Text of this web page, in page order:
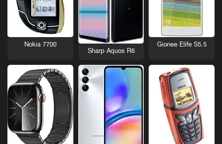
Gionee Elife S5.5
Sharp Aquos R6
Nokia 7700